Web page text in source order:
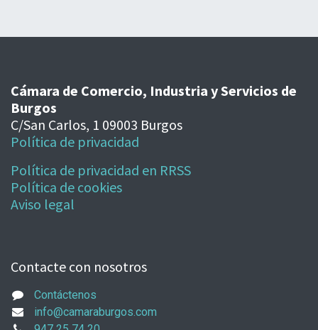
Cámara de Comercio, Industria y Servicios de
Burgos
C/San Carlos, 1 09003 Burgos
Política de privacidad
Política de privacidad en RRSS
Política de cookies
Aviso legal
Contacte con nosotros
Contáctenos
info@camaraburgos.com